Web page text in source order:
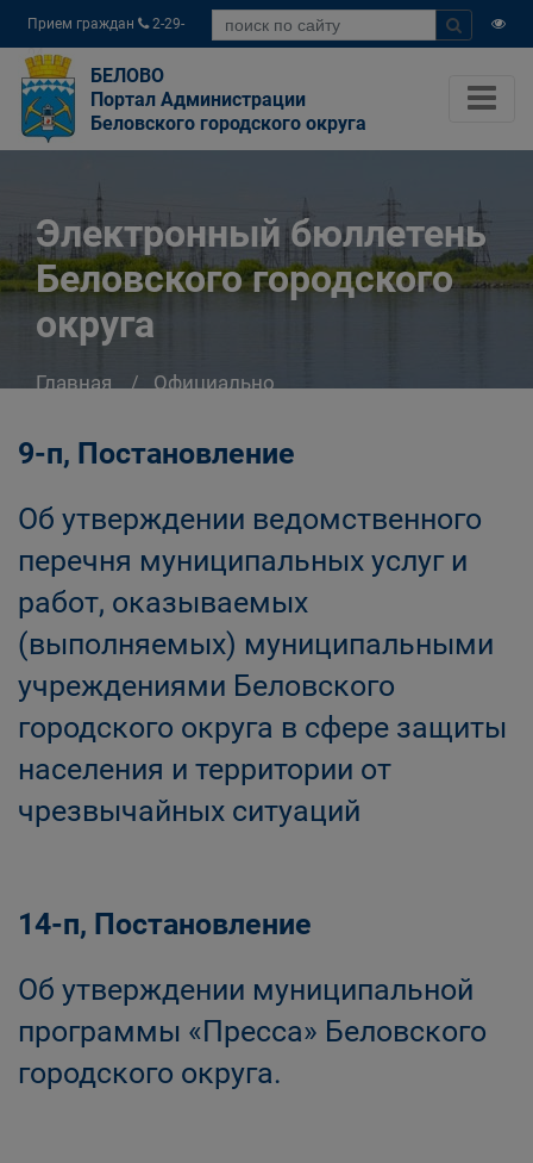
Прием граждан
2-29-
04
БЕЛОВО
Портал Администрации
Беловского городского округа
Электронный бюллетень
Беловского городского
округа
Главная
Официально
городского округа
9-п, Постановление
Об утверждении ведомственного
перечня муниципальных услуг и
работ, оказываемых
(выполняемых) муниципальными
учреждениями Беловского
городского округа в сфере защиты
населения и территории от
чрезвычайных ситуаций
14-п, Постановление
Об утверждении муниципальной
программы «Пресса» Беловского
городского округа.